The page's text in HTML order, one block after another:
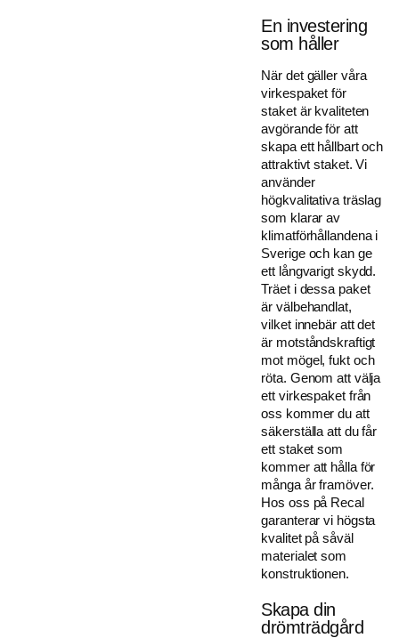
En investering
som håller
När det gäller våra
virkespaket för
staket är kvaliteten
avgörande för att
skapa ett hållbart och
attraktivt staket. Vi
använder
högkvalitativa träslag
som klarar av
klimatförhållandena i
Sverige och kan ge
ett långvarigt skydd.
Träet i dessa paket
är välbehandlat,
vilket innebär att det
är motståndskraftigt
mot mögel, fukt och
röta. Genom att välja
ett virkespaket från
oss kommer du att
säkerställa att du får
ett staket som
kommer att hålla för
många år framöver.
Hos oss på Recal
garanterar vi högsta
kvalitet på såväl
materialet som
konstruktionen.
Skapa din
drömträdgård